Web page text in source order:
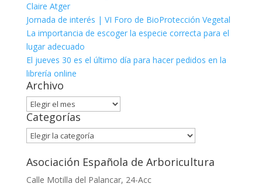
Claire Atger
Jornada de interés | VI Foro de BioProtección Vegetal
La importancia de escoger la especie correcta para el
lugar adecuado
El jueves 30 es el último día para hacer pedidos en la
librería online
Archivo
Archivo
Categorías
Categorías
Asociación Española de Arboricultura
Calle Motilla del Palancar, 24-Acc